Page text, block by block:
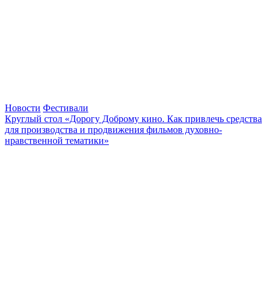
Новости Фестивали
Круглый стол «Дорогу Доброму кино. Как привлечь средства
для производства и продвижения фильмов духовно-
нравственной тематики»